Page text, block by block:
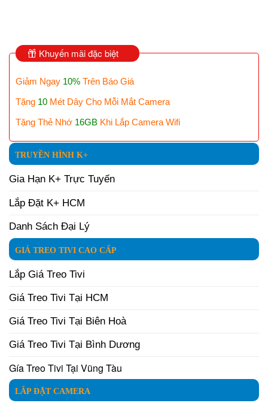
Khuyến mãi đặc biệt
Giảm Ngay 10% Trên Báo Giá
Tặng 10 Mét Dây Cho Mỗi Mắt Camera
Tặng Thẻ Nhớ 16GB Khi Lắp Camera Wifi
TRUYỀN HÌNH K+
Gia Hạn K+ Trực Tuyến
Lắp Đặt K+ HCM
Danh Sách Đại Lý
GIÁ TREO TIVI CAO CẤP
Lắp Giá Treo Tivi
Giá Treo Tivi Tại HCM
Giá Treo Tivi Tại Biên Hoà
Giá Treo Tivi Tại Bình Dương
Gía Treo Tivi Tại Vũng Tàu
LẮP ĐẶT CAMERA